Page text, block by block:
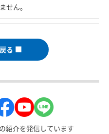
せん。
る
紹介を発信しています